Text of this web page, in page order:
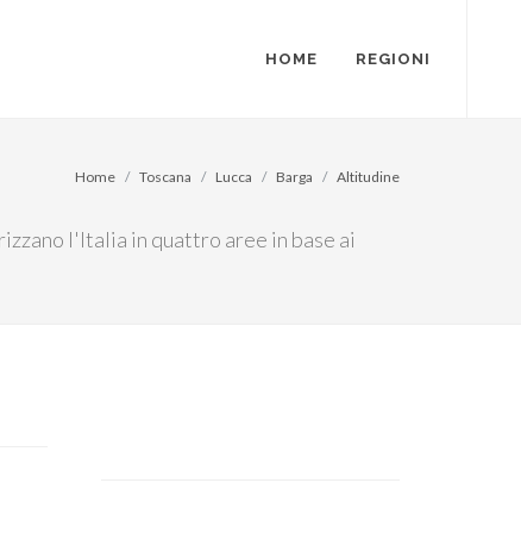
HOME REGIONI
l'Italia in quattro aree in base ai
Home Toscana Lucca Barga Altitudine